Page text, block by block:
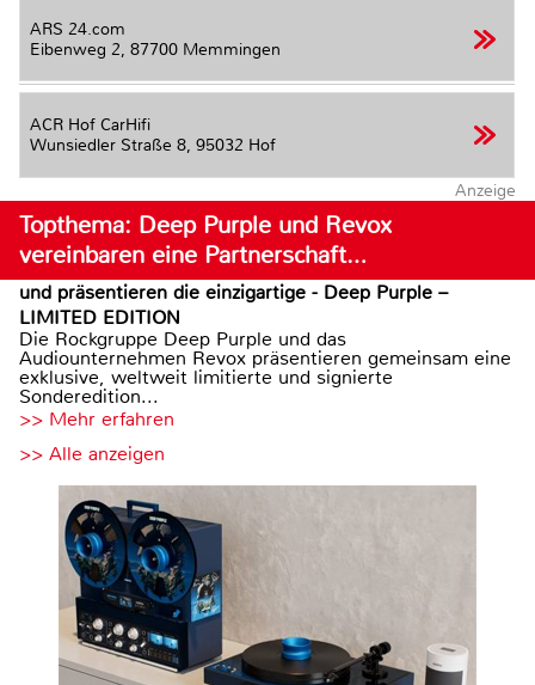
ARS 24.com
Eibenweg 2, 87700 Memmingen
ACR Hof CarHifi
Wunsiedler Straße 8, 95032 Hof
Anzeige
Topthema: Deep Purple und Revox
vereinbaren eine Partnerschaft…
und präsentieren die einzigartige - Deep Purple –
LIMITED EDITION
Die Rockgruppe Deep Purple und das
Audiounternehmen Revox präsentieren gemeinsam eine
exklusive, weltweit limitierte und signierte
Sonderedition...
>> Mehr erfahren
>> Alle anzeigen